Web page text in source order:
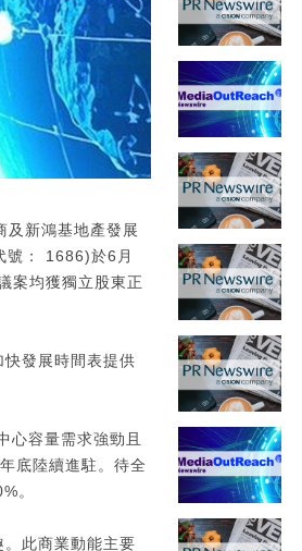
新鴻基地產發展
號： 1686)於6月
案均獲獨立股東正
發展時間表提供
心容量需求強勁且
底陸續進駐。待全
。
此商業動能主要